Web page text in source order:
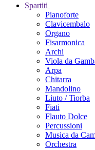
Spartiti
Pianoforte
Clavicembalo
Organo
Fisarmonica
Archi
Viola da
Arpa
Chitarra
Mandolino
Liuto / Tiorba
Fiati
Flauto Dolce
Percussioni
Musica da
Orchestra